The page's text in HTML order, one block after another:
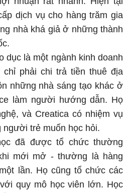
dịch vụ cho hàng trăm gia
nhà khá giả ở những thành
dục là một ngành kinh doanh
phải chi trả tiền thuê địa
những nhà sáng tạo khác ở
làm người hướng dẫn. Họ
và Creatica có nhiệm vụ
người trẻ muốn học hỏi.
đã được tổ chức thường
mới mở - thường là hàng
lần. Họ cũng tổ chức các
quy mô học viên lớn. Học